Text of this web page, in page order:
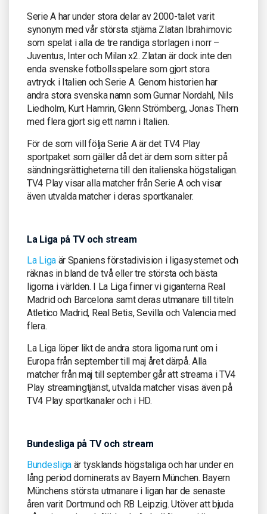
Serie A har under stora delar av 2000-talet varit
synonym med vår största stjärna Zlatan Ibrahimovic
som spelat i alla de tre randiga storlagen i norr –
Juventus, Inter och Milan x2. Zlatan är dock inte den
enda svenske fotbollsspelare som gjort stora
avtryck i Italien och Serie A. Genom historien har
andra stora svenska namn som Gunnar Nordahl, Nils
Liedholm, Kurt Hamrin, Glenn Strömberg, Jonas Thern
med flera gjort sig ett namn i Italien.
För de som vill följa Serie A är det TV4 Play
sportpaket som gäller då det är dem som sitter på
sändningsrättigheterna till den italienska högstaligan.
TV4 Play visar alla matcher från Serie A och visar
även utvalda matcher i deras sportkanaler.
La Liga på TV och stream
La Ligaär Spaniens förstadivision i ligasystemet och
räknas in bland de två eller tre största och bästa
ligorna i världen. I La Liga finner vi giganterna Real
Madrid och Barcelona samt deras utmanare till titeln
Atletico Madrid, Real Betis, Sevilla och Valencia med
flera.
La Liga löper likt de andra stora ligorna runt om i
Europa från september till maj året därpå. Alla
matcher från maj till september går att streama i TV4
Play streamingtjänst, utvalda matcher visas även på
TV4 Play sportkanaler och i HD.
Bundesliga på TV och stream
Bundesliga är tysklands högstaliga och har under en
lång period dominerats av Bayern München. Bayern
Münchens största utmanare i ligan har de senaste
åren varit Dortmund och RB Leipzig. Utöver att bjuda